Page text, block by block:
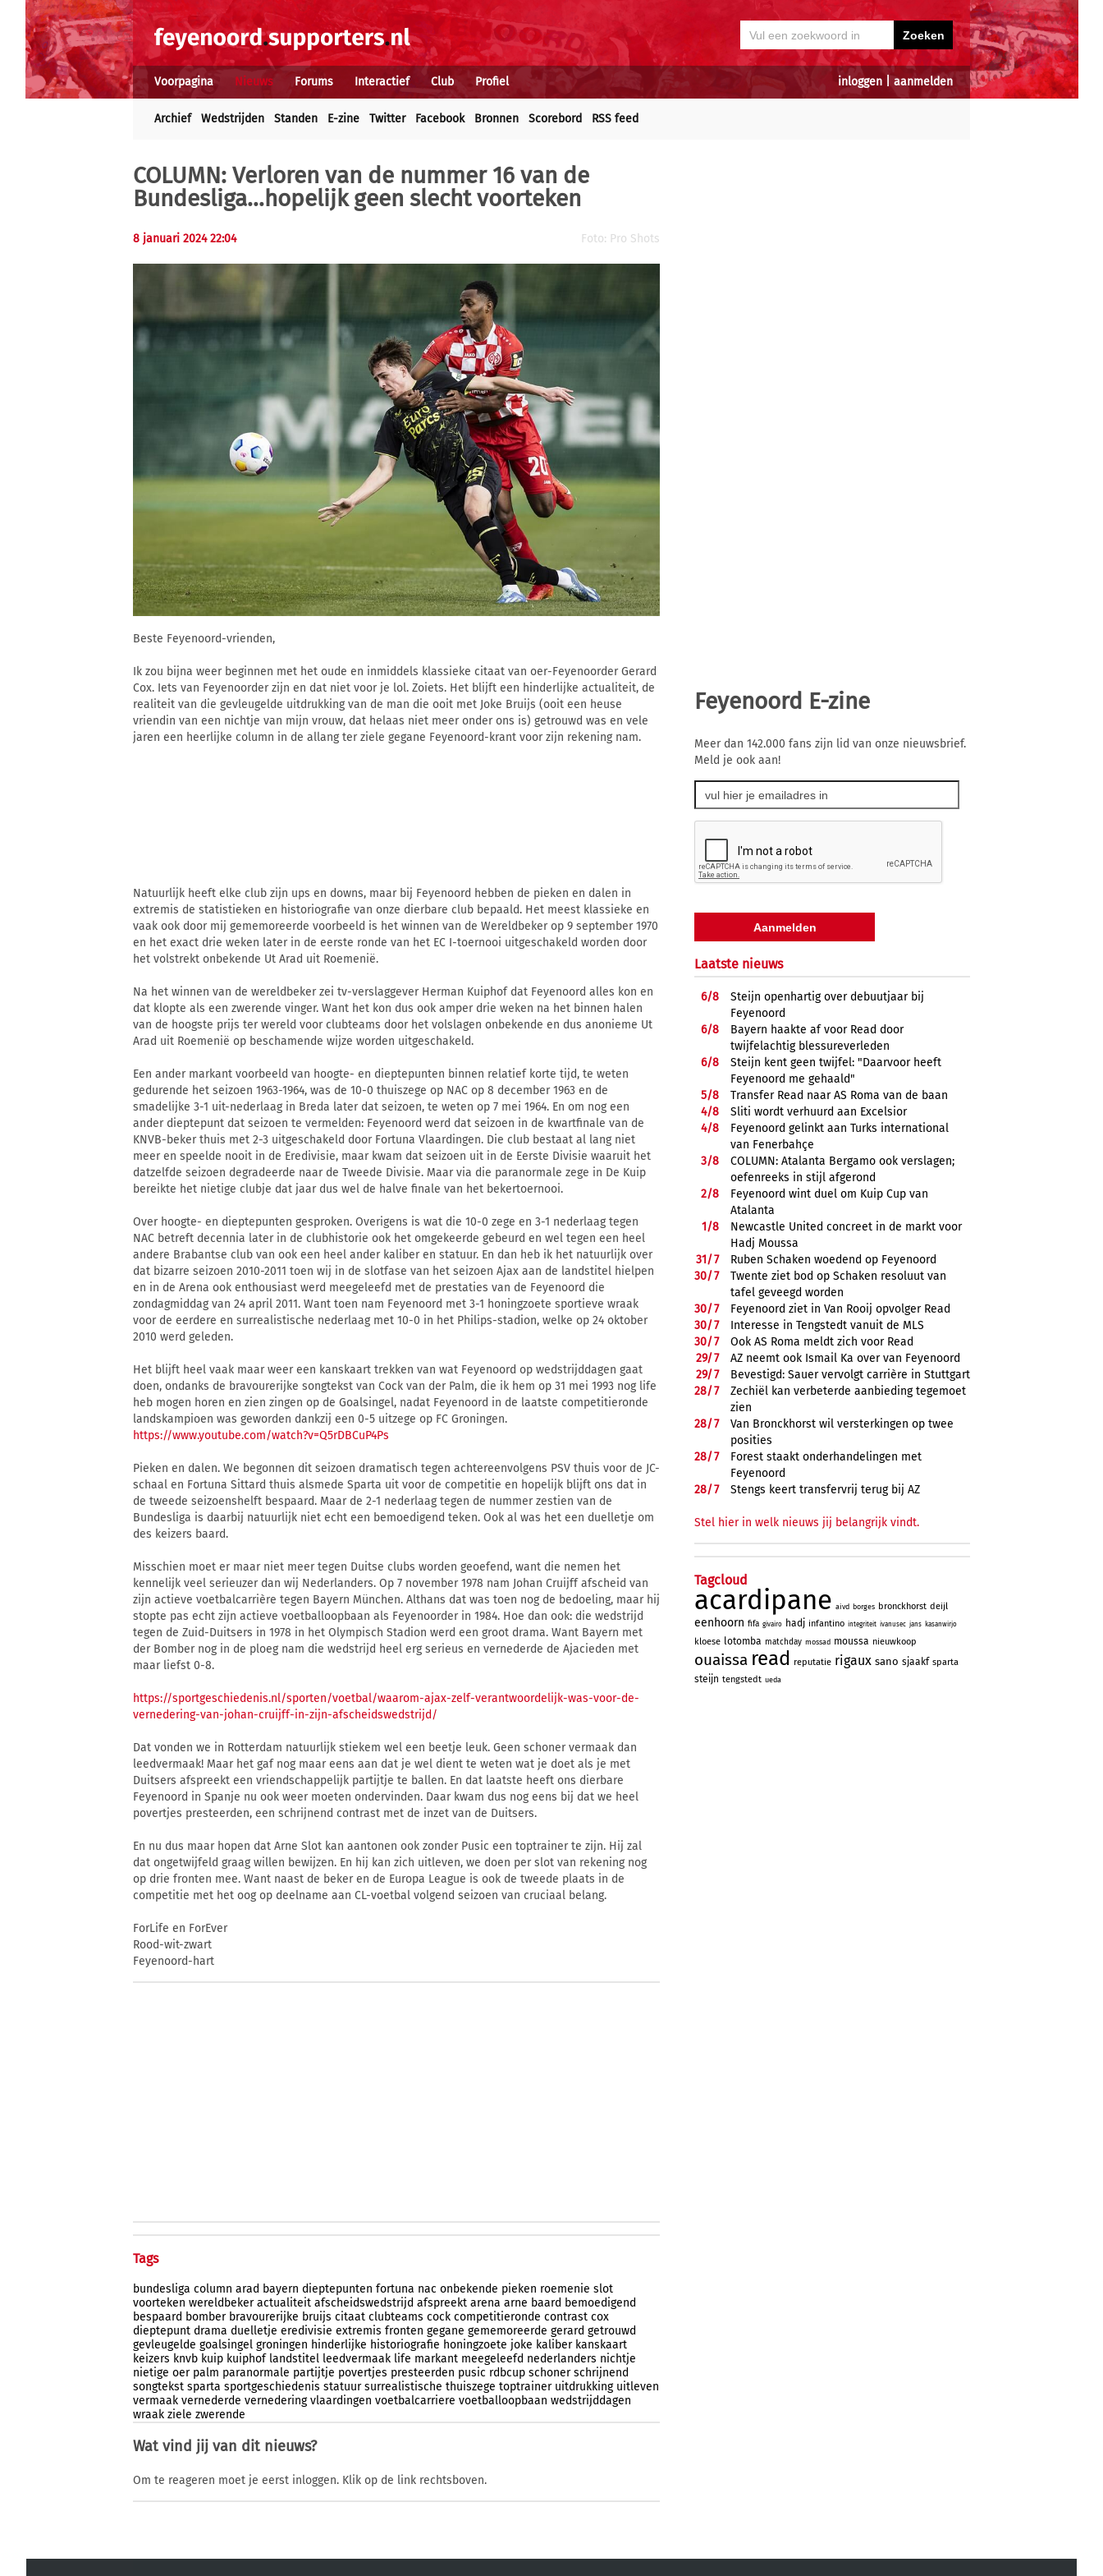
inloggen aanmelden
Voorpagina Nieuws Forums Interactief Club Profiel
Archief Wedstrijden Standen E-zine Twitter Facebook Bronnen Scorebord RSS feed
COLUMN: Verloren van de nummer 16 van de
Bundesliga…hopelijk geen slecht voorteken
8 januari 2024 22:04 Foto: Pro Shots
Beste Feyenoord-vrienden,
Ik zou bijna weer beginnen met het oude en inmiddels klassieke citaat van oer-Feyenoorder Gerard
Cox. Iets van Feyenoorder zijn en dat niet voor je lol. Zoiets. Het blijft een hinderlijke actualiteit, de
realiteit van die gevleugelde uitdrukking van de man die ooit met Joke Bruijs (ooit een heuse
vriendin van een nichtje van mijn vrouw, dat helaas niet meer onder ons is) getrouwd was en vele
jaren een heerlijke column in de allang ter ziele gegane Feyenoord-krant voor zijn rekening nam.
Natuurlijk heeft elke club zijn ups en downs, maar bij Feyenoord hebben de pieken en dalen in
extremis de statistieken en historiografie van onze dierbare club bepaald. Het meest klassieke en
vaak ook door mij gememoreerde voorbeeld is het winnen van de Wereldbeker op 9 september 1970
en het exact drie weken later in de eerste ronde van het EC I-toernooi uitgeschakeld worden door
het volstrekt onbekende Ut Arad uit Roemenië.
Na het winnen van de wereldbeker zei tv-verslaggever Herman Kuiphof dat Feyenoord alles kon en
dat klopte als een zwerende vinger. Want het kon dus ook amper drie weken na het binnen halen
van de hoogste prijs ter wereld voor clubteams door het volslagen onbekende en dus anonieme Ut
Arad uit Roemenië op beschamende wijze worden uitgeschakeld.
Een ander markant voorbeeld van hoogte- en dieptepunten binnen relatief korte tijd, te weten
gedurende het seizoen 1963-1964, was de 10-0 thuiszege op NAC op 8 december 1963 en de
smadelijke 3-1 uit-nederlaag in Breda later dat seizoen, te weten op 7 mei 1964. En om nog een
ander dieptepunt dat seizoen te vermelden: Feyenoord werd dat seizoen in de kwartfinale van de
KNVB-beker thuis met 2-3 uitgeschakeld door Fortuna Vlaardingen. Die club bestaat al lang niet
meer en speelde nooit in de Eredivisie, maar kwam dat seizoen uit in de Eerste Divisie waaruit het
datzelfde seizoen degradeerde naar de Tweede Divisie. Maar via die paranormale zege in De Kuip
bereikte het nietige clubje dat jaar dus wel de halve finale van het bekertoernooi.
Over hoogte- en dieptepunten gesproken. Overigens is wat die 10-0 zege en 3-1 nederlaag tegen
NAC betreft decennia later in de clubhistorie ook het omgekeerde gebeurd en wel tegen een heel
andere Brabantse club van ook een heel ander kaliber en statuur. En dan heb ik het natuurlijk over
dat bizarre seizoen 2010-2011 toen wij in de slotfase van het seizoen Ajax aan de landstitel hielpen
en in de Arena ook enthousiast werd meegeleefd met de prestaties van de Feyenoord die
zondagmiddag van 24 april 2011. Want toen nam Feyenoord met 3-1 honingzoete sportieve wraak
voor de eerdere en surrealistische nederlaag met 10-0 in het Philips-stadion, welke op 24 oktober
2010 werd geleden.
Het blijft heel vaak maar weer een kanskaart trekken van wat Feyenoord op wedstrijddagen gaat
doen, ondanks de bravourerijke songtekst van Cock van der Palm, die ik hem op 31 mei 1993 nog life
heb mogen horen en zien zingen op de Goalsingel, nadat Feyenoord in de laatste competitieronde
landskampioen was geworden dankzij een 0-5 uitzege op FC Groningen.
https://www.youtube.com/watch?v=Q5rDBCuP4Ps
Pieken en dalen. We begonnen dit seizoen dramatisch tegen achtereenvolgens PSV thuis voor de JC-
schaal en Fortuna Sittard thuis alsmede Sparta uit voor de competitie en hopelijk blijft ons dat in
de tweede seizoenshelft bespaard. Maar de 2-1 nederlaag tegen de nummer zestien van de
Bundesliga is daarbij natuurlijk niet echt een bemoedigend teken. Ook al was het een duelletje om
des keizers baard.
Misschien moet er maar niet meer tegen Duitse clubs worden geoefend, want die nemen het
kennelijk veel serieuzer dan wij Nederlanders. Op 7 november 1978 nam Johan Cruijff afscheid van
zijn actieve voetbalcarrière tegen Bayern München. Althans dat was toen nog de bedoeling, maar hij
stopte pas echt zijn actieve voetballoopbaan als Feyenoorder in 1984. Hoe dan ook: die wedstrijd
tegen de Zuid-Duitsers in 1978 in het Olympisch Stadion werd een groot drama. Want Bayern met
der Bomber nog in de ploeg nam die wedstrijd heel erg serieus en vernederde de Ajacieden met
maar liefst 0-8.
https://sportgeschiedenis.nl/sporten/voetbal/waarom-ajax-zelf-verantwoordelijk-was-voor-de-
vernedering-van-johan-cruijff-in-zijn-afscheidswedstrijd/
Dat vonden we in Rotterdam natuurlijk stiekem wel een beetje leuk. Geen schoner vermaak dan
leedvermaak! Maar het gaf nog maar eens aan dat je wel dient te weten wat je doet als je met
Duitsers afspreekt een vriendschappelijk partijtje te ballen. En dat laatste heeft ons dierbare
Feyenoord in Spanje nu ook weer moeten ondervinden. Daar kwam dus nog eens bij dat we heel
povertjes presteerden, een schrijnend contrast met de inzet van de Duitsers.
En nu dus maar hopen dat Arne Slot kan aantonen ook zonder Pusic een toptrainer te zijn. Hij zal
dat ongetwijfeld graag willen bewijzen. En hij kan zich uitleven, we doen per slot van rekening nog
op drie fronten mee. Want naast de beker en de Europa League is ook de tweede plaats in de
competitie met het oog op deelname aan CL-voetbal volgend seizoen van cruciaal belang.
ForLife en ForEver
Rood-wit-zwart
Feyenoord-hart
Tags
bundesliga column arad bayern dieptepunten fortuna nac onbekende pieken roemenie slot
voorteken wereldbeker actualiteit afscheidswedstrijd afspreekt arena arne baard bemoedigend
bespaard bomber bravourerijke bruijs citaat clubteams cock competitieronde contrast cox
dieptepunt drama duelletje eredivisie extremis fronten gegane gememoreerde gerard getrouwd
gevleugelde goalsingel groningen hinderlijke historiografie honingzoete joke kaliber kanskaart
keizers knvb kuip kuiphof landstitel leedvermaak life markant meegeleefd nederlanders nichtje
nietige oer palm paranormale partijtje povertjes presteerden pusic rdbcup schoner schrijnend
songtekst sparta sportgeschiedenis statuur surrealistische thuiszege toptrainer uitdrukking uitleven
vermaak vernederde vernedering vlaardingen voetbalcarriere voetballoopbaan wedstrijddagen
wraak ziele zwerende
Wat vind jij van dit nieuws?
Om te reageren moet je eerst inloggen. Klik op de link rechtsboven.
Feyenoord E-zine
Meer dan 142.000 fans zijn lid van onze nieuwsbrief.
Meld je ook aan!
Laatste nieuws
6/8
Steijn openhartig over debuutjaar bij
Feyenoord
6/8
Bayern haakte af voor Read door
twijfelachtig blessureverleden
6/8
Steijn kent geen twijfel: "Daarvoor heeft
Feyenoord me gehaald"
5/8
Transfer Read naar AS Roma van de baan
4/8
Sliti wordt verhuurd aan Excelsior
4/8
Feyenoord gelinkt aan Turks international
van Fenerbahçe
3/8
COLUMN: Atalanta Bergamo ook verslagen;
oefenreeks in stijl afgerond
2/8
Feyenoord wint duel om Kuip Cup van
Atalanta
1/8
Newcastle United concreet in de markt voor
Hadj Moussa
31/7
Ruben Schaken woedend op Feyenoord
30/7
Twente ziet bod op Schaken resoluut van
tafel geveegd worden
30/7
Feyenoord ziet in Van Rooij opvolger Read
30/7
Interesse in Tengstedt vanuit de MLS
30/7
Ook AS Roma meldt zich voor Read
29/7
AZ neemt ook Ismail Ka over van Feyenoord
29/7
Bevestigd: Sauer vervolgt carrière in Stuttgart
28/7
Zechiël kan verbeterde aanbieding tegemoet
zien
28/7
Van Bronckhorst wil versterkingen op twee
posities
28/7
Forest staakt onderhandelingen met
Feyenoord
28/7 Stengs keert transfervrij terug bij AZ
Stel hier in welk nieuws jij belangrijk vindt.
Tagcloud
acardipane aivd borges bronckhorst deijl
eenhoorn fifa givairo hadj infantino integriteit ivanusec jans kasanwirjo
kloese lotomba matchday mossad moussa nieuwkoop
ouaissa read reputatie rigaux sano sjaakf sparta
steijn tengstedt ueda